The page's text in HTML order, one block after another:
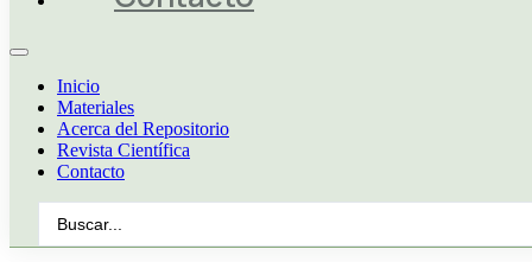
Inicio
Materiales
Acerca del Repositorio
Revista Científica
Contacto